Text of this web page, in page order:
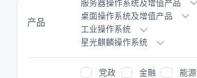
产品
服务器操作系统及增值产品
桌面操作系统及增值产品
工业操作系统
星光麒麟操作系统
党政 金融 能源